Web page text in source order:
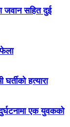
जवान सहित दुई
हत्यारा
एक युवकको